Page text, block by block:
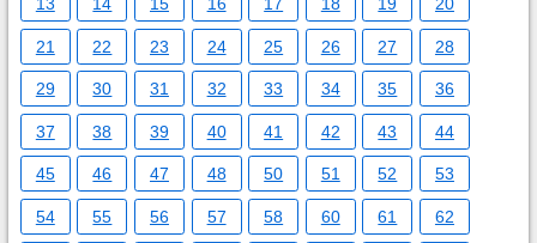
21 22 23 24 25 26 27 28
29 30 31 32 33 34 35 36
37 38 39 40 41 42 43 44
45 46 47 48 50 51 52 53
54 55 56 57 58 60 61 62